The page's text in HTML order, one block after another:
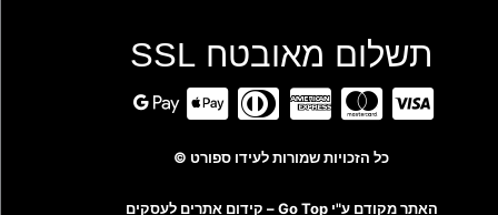
תשלום מאובטח SSL
כל הזכויות שמורות לעידו ספורט ©
האתר מקודם ע"י Go Top – קידום אתרים לעסקים